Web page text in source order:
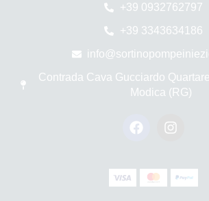
+39 0932762797
+39 3343634186
Contrada Cava Gucciardo
Modica (RG)